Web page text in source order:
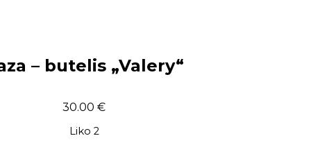
– butelis „Valery“
30.00€
Liko 2